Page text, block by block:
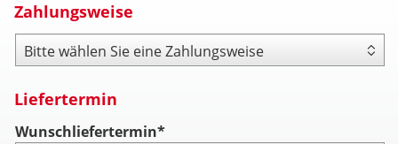
Zahlungsweise
Zahlungsweise
Liefertermin
Wunschliefertermin*